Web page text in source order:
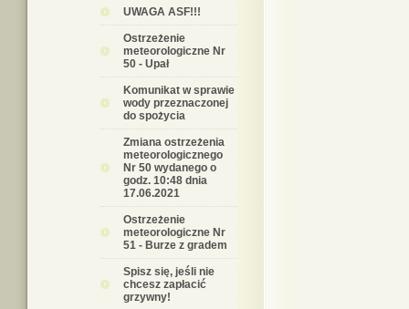
UWAGA ASF!!!
Ostrzeżenie
meteorologiczne Nr
50 - Upał
Komunikat w sprawie
wody przeznaczonej
do spożycia
Zmiana ostrzeżenia
meteorologicznego
Nr 50 wydanego o
godz. 10:48 dnia
17.06.2021
Ostrzeżenie
meteorologiczne Nr
51 - Burze z gradem
Spisz się, jeśli nie
chcesz zapłacić
grzywny!